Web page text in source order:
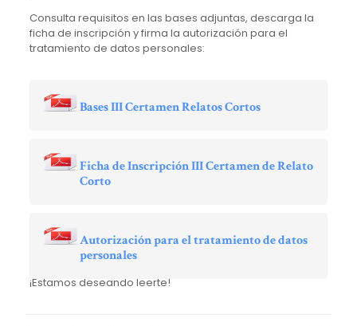
Consulta requisitos en las bases adjuntas, descarga la
ficha de inscripción y firma la autorización para el
tratamiento de datos personales:
Bases III Certamen Relatos Cortos
Ficha de Inscripción III Certamen de Relato
Corto
Autorización para el tratamiento de datos
personales
¡Estamos deseando leerte!